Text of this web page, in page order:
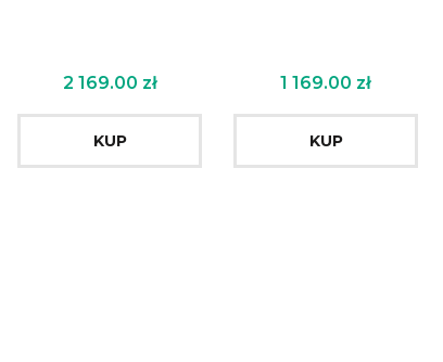
2 169.00 zł
KUP
1 169.00 zł
KUP